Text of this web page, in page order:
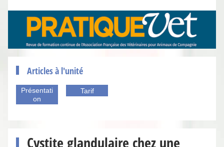
Articles à l'unité
Présentati
on
Tarif
Cystite glandulaire chez une